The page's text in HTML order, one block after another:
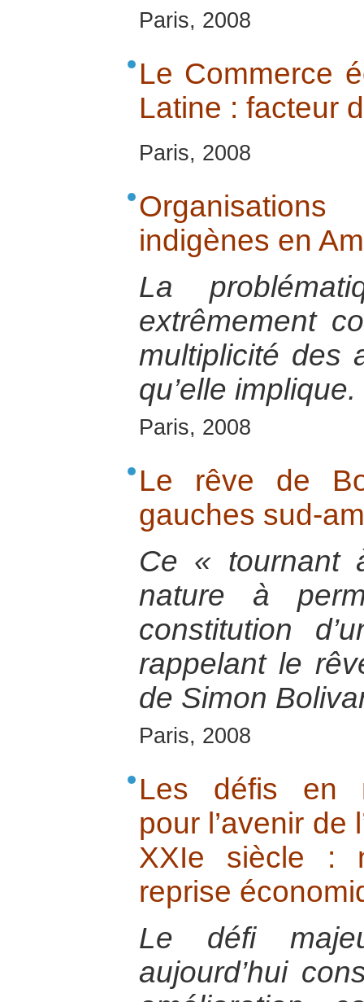
Paris, 2008
Le Commerce
Latine : facteur
Paris, 2008
indigènes en
La
extrêmement
multiplicité des
qu’elle implique.
Paris, 2008
Le rêve de
gauches sud-
Ce « tournant
nature à
constitution
rappelant le
de Simon
Paris, 2008
Les défis en
pour l’avenir de
XXIe siècle :
reprise
Le défi
aujourd’hui